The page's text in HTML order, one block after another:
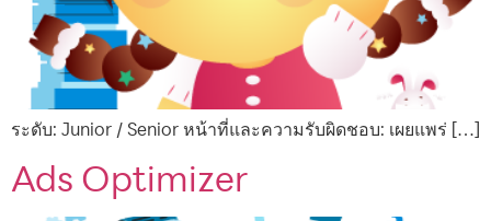
ระดับ: Junior / Senior หน้าที่และความรับผิดชอบ: เผยแพร่ […]
Ads Optimizer